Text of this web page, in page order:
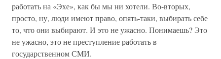
работать на «Эхе», как бы мы ни хотели. Во-вторых,
просто, ну, люди имеют право, опять-таки, выбирать себе
то, что они выбирают. И это не ужасно. Понимаешь? Это
не ужасно, это не преступление работать в
государственном СМИ.